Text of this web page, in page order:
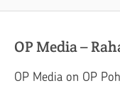
OP Media –
OP Media on OP